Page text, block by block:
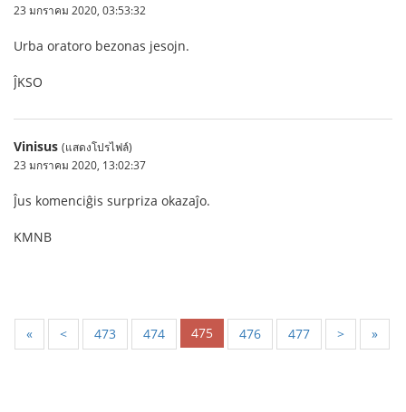
23 มกราคม 2020, 03:53:32
Urba oratoro bezonas jesojn.
ĴKSO
Vinisus (แสดงโปรไฟล์)
23 มกราคม 2020, 13:02:37
Ĵus komenciĝis surpriza okazaĵo.
KMNB
« < 473 474 475 476 477 > »